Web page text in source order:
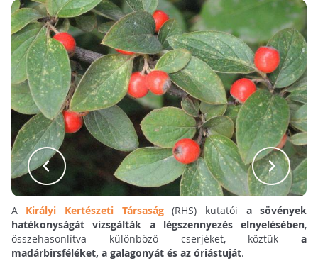
A Királyi Kertészeti Társaság(RHS) kutatói a sövények
hatékonyságát vizsgálták a légszennyezés elnyelésében,
összehasonlítva különböző cserjéket, köztüka
madárbirsféléket, a galagonyát és az óriástuját.